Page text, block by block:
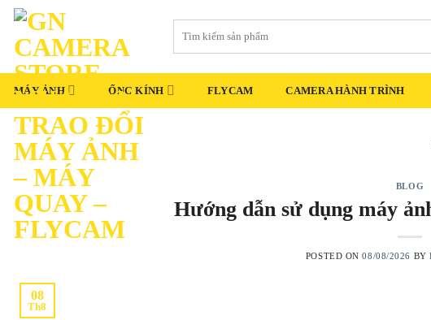
Skip
content
kiếm:
MÁY ẢNH ỐNG KÍNH FLYCAM CAMERA HÀNH TRÌNH
BLOG
Hướng dẫn sử dụng máy
POSTED ON08/08/2026 BY
08
Th8